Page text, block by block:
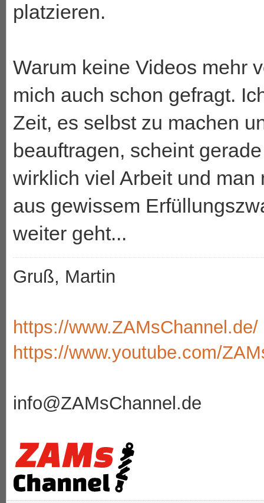
platzieren.
Warum keine Videos mehr
mich auch schon gefragt.
Zeit, es selbst zu machen
beauftragen, scheint
wirklich viel Arbeit und
aus gewissem
weiter geht...
Gruß, Martin
https://www.ZAMsChannel.de/
https://www.youtube.com/
info@ZAMsChannel.de